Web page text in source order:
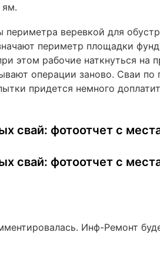
ям.
периметр площадки
этом рабочие наткнуться на
операции заново. Сваи
придется немного
свай: фотоотчет с
свай: фотоотчет с
Инф-Ремонт